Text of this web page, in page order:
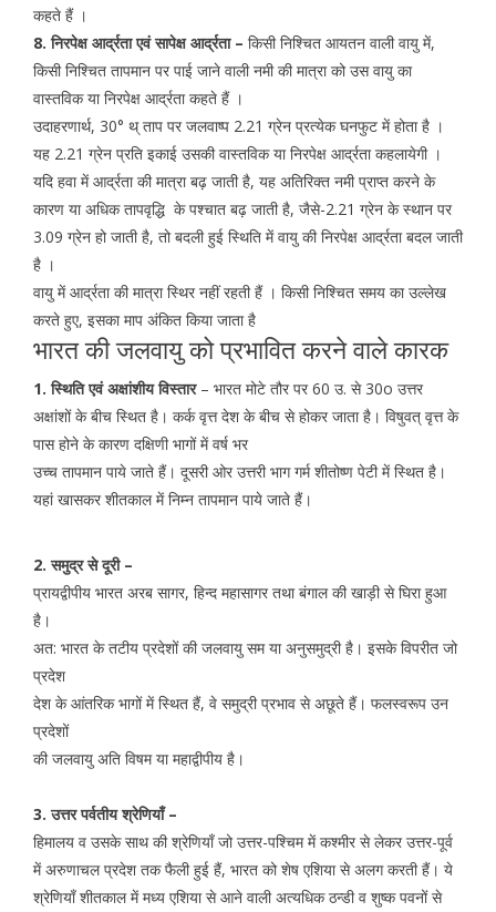
कहते हैं ।
8. निरपेक्ष आर्द्रता एवं सापेक्ष आर्द्रता – किसी निश्चित आयतन वाली वायु में,
किसी निश्चित तापमान पर पाई जाने वाली नमी की मात्रा को उस वायु का
वास्तविक या निरपेक्ष आर्द्रता कहते हैं ।
उदाहरणार्थ, 30° थ् ताप पर जलवाष्प 2.21 ग्रेन प्रत्येक घनफुट में होता है ।
यह 2.21 ग्रेन प्रति इकाई उसकी वास्तविक या निरपेक्ष आर्द्रता कहलायेगी ।
यदि हवा में आर्द्रता की मात्रा बढ़ जाती है, यह अतिरिक्त नमी प्राप्त करने के
कारण या अधिक तापवृद्धि के पश्चात बढ़ जाती है, जैसे-2.21 ग्रेन के स्थान पर
3.09 ग्रेन हो जाती है, तो बदली हुई स्थिति में वायु की निरपेक्ष आर्द्रता बदल जाती
है ।
वायु में आर्द्रता की मात्रा स्थिर नहीं रहती हैं । किसी निश्चित समय का उल्लेख
करते हुए, इसका माप अंकित किया जाता है
भारत की जलवायु को प्रभावित करने वाले कारक
1. स्थिति एवं अक्षांशीय विस्तार– भारत मोटे तौर पर 60 उ. से 30o उत्तर
अक्षांशों के बीच स्थित है। कर्क वृत्त देश के बीच से होकर जाता है। विषुवत् वृत्त के
पास होने के कारण दक्षिणी भागों में वर्ष भर
उच्च तापमान पाये जाते हैं। दूसरी ओर उत्तरी भाग गर्म शीतोष्ण पेटी में स्थित है।
यहां खासकर शीतकाल में निम्न तापमान पाये जाते हैं।
2. समुद्र से दूरी –
प्रायद्वीपीय भारत अरब सागर, हिन्द महासागर तथा बंगाल की खाड़ी से घिरा हुआ
है।
अत: भारत के तटीय प्रदेशों की जलवायु सम या अनुसमुद्री है। इसके विपरीत जो
प्रदेश
देश के आंतरिक भागों में स्थित हैं, वे समुद्री प्रभाव से अछूते हैं। फलस्वरूप उन
प्रदेशों
की जलवायु अति विषम या महाद्वीपीय है।
3. उत्तर पर्वतीय श्रेणियाँ –
हिमालय व उसके साथ की श्रेणियाँ जो उत्तर-पश्चिम में कश्मीर से लेकर उत्तर-पूर्व
में अरुणाचल प्रदेश तक फैली हुई हैं, भारत को शेष एशिया से अलग करती हैं। ये
श्रेणियाँ शीतकाल में मध्य एशिया से आने वाली अत्यधिक ठन्डी व शुष्क पवनों से